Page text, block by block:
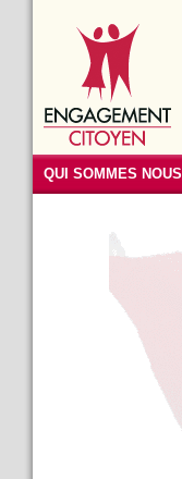
QUI SOMMES NOUS